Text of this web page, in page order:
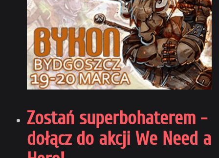
Zostań superbohaterem -
dołącz do akcji We Need a